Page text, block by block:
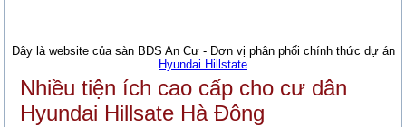
Đây là website của sàn BĐS An Cư - Đơn vị phân phối chính thức dự án
Hyundai Hillstate
Nhiều tiện ích cao cấp cho cư dân
Hyundai Hillsate Hà Đông